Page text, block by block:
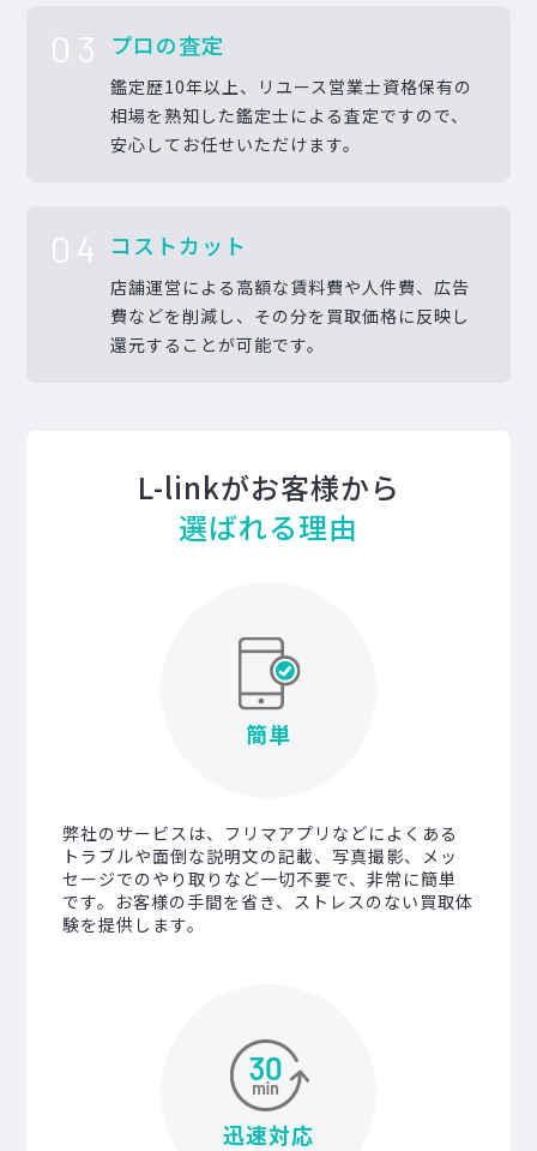
03 プロの査定
鑑定歴10年以上、リユース営業士資格保有の
相場を熟知した鑑定士による査定ですので、
安心してお任せいただけます。
04 コストカット
店舗運営による高額な賃料費や人件費、広告
費などを削減し、その分を買取価格に反映し
還元することが可能です。
L-linkがお客様から
選ばれる理由
簡単
弊社のサービスは、フリマアプリなどによくある
トラブルや面倒な説明文の記載、写真撮影、メッ
セージでのやり取りなど一切不要で、非常に簡単
です。お客様の手間を省き、ストレスのない買取体
験を提供します。
迅速対応